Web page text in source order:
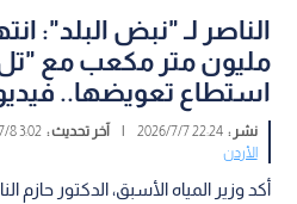
مليون متر مكعب مع "تل
استطاع تعويضها..
نشر :22:24 2026/7/7
| آخر تحديث :3:02 2026/7/8
الأردن
أكد وزير المياه الأسبق، الدكتور حازم